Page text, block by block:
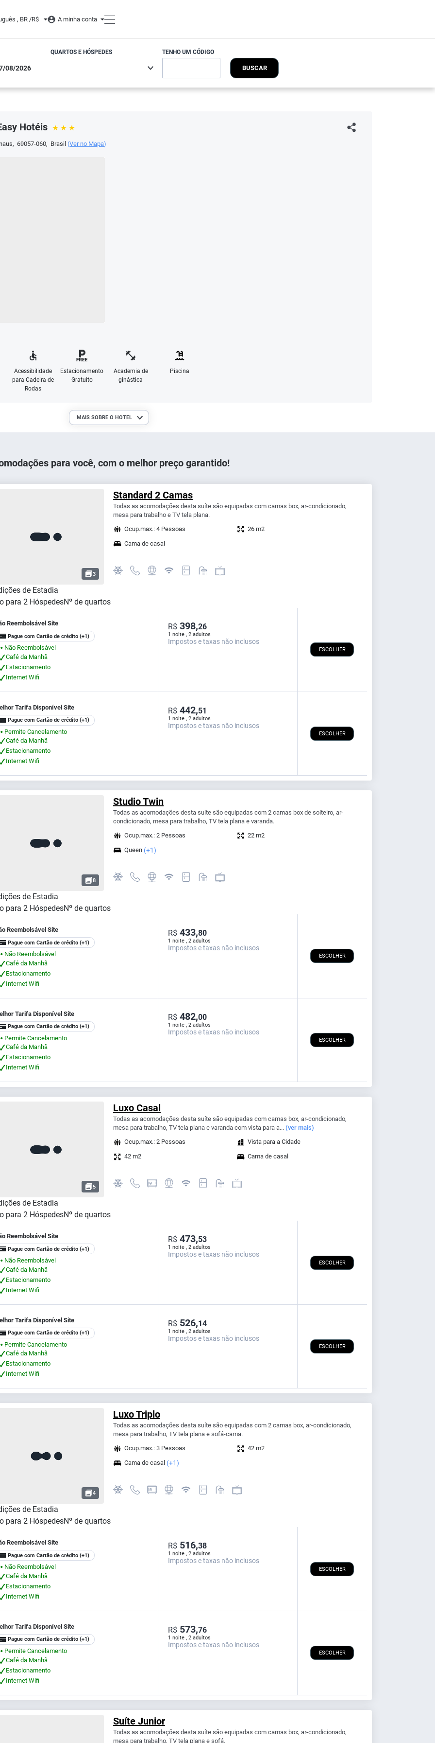
, BR /R$ A minha conta
QUARTOS E HÓSPEDES TENHO UM CÓDIGO
BUSCAR
Hotéis
, 69057-060, Brasil (Ver no Mapa)
Acessibilidade
para Cadeira de
Rodas
Estacionamento
Gratuito
Academia de
ginástica
Piscina
MAIS SOBRE O HOTEL
para você, com o melhor preço garantido!
3
Standard 2 Camas
Todas as acomodações desta suíte são equipadas com camas box, ar-condicionado,
mesa para trabalho e TV tela plana.
Ocup.max.: 4 Pessoas
26 m2
Cama de casal
de Estadia
para 2 HóspedesNº de quartos
Reembolsável Site
Pague com Cartão de crédito (+1)
⬤
Não Reembolsável
Café da Manhã
Estacionamento
Internet Wifi
1 noite , 2 adultos
R$ 398,26
Impostos e taxas não inclusos
ESCOLHER
Tarifa Disponível Site
Pague com Cartão de crédito (+1)
⬤
Permite Cancelamento
Café da Manhã
Estacionamento
Internet Wifi
1 noite , 2 adultos
R$ 442,51
Impostos e taxas não inclusos
ESCOLHER
8
Studio Twin
Todas as acomodações desta suíte são equipadas com 2 camas box de solteiro, ar-
condicionado, mesa para trabalho, TV tela plana e varanda.
Ocup.max.: 2 Pessoas
22 m2
Queen (+1)
de Estadia
para 2 HóspedesNº de quartos
Reembolsável Site
Pague com Cartão de crédito (+1)
⬤
Não Reembolsável
Café da Manhã
Estacionamento
Internet Wifi
1 noite , 2 adultos
R$ 433,80
Impostos e taxas não inclusos
ESCOLHER
Tarifa Disponível Site
Pague com Cartão de crédito (+1)
⬤
Permite Cancelamento
Café da Manhã
Estacionamento
Internet Wifi
1 noite , 2 adultos
R$ 482,00
Impostos e taxas não inclusos
ESCOLHER
5
Luxo Casal
Todas as acomodações desta suíte são equipadas com camas box, ar-condicionado,
mesa para trabalho, TV tela plana e varanda com vista para a... (ver mais)
Ocup.max.: 2 Pessoas
Vista para a Cidade
42 m2
Cama de casal
de Estadia
para 2 HóspedesNº de quartos
Reembolsável Site
Pague com Cartão de crédito (+1)
⬤
Não Reembolsável
Café da Manhã
Estacionamento
Internet Wifi
1 noite , 2 adultos
R$ 473,53
Impostos e taxas não inclusos
ESCOLHER
Tarifa Disponível Site
Pague com Cartão de crédito (+1)
⬤
Permite Cancelamento
Café da Manhã
Estacionamento
Internet Wifi
1 noite , 2 adultos
R$ 526,14
Impostos e taxas não inclusos
ESCOLHER
4
Luxo Triplo
Todas as acomodações desta suíte são equipadas com 2 camas box, ar-condicionado,
mesa para trabalho, TV tela plana e sofá-cama.
Ocup.max.: 3 Pessoas
42 m2
Cama de casal (+1)
de Estadia
para 2 HóspedesNº de quartos
Reembolsável Site
Pague com Cartão de crédito (+1)
⬤
Não Reembolsável
Café da Manhã
Estacionamento
Internet Wifi
1 noite , 2 adultos
R$ 516,38
Impostos e taxas não inclusos
ESCOLHER
Tarifa Disponível Site
Pague com Cartão de crédito (+1)
⬤
Permite Cancelamento
Café da Manhã
Estacionamento
Internet Wifi
1 noite , 2 adultos
R$ 573,76
Impostos e taxas não inclusos
ESCOLHER
Suíte Junior
Todas as acomodações desta suíte são equipadas com camas box, ar-condicionado,
mesa para trabalho, TV tela plana e sofá.